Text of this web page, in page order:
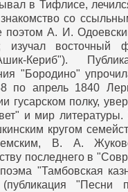
в Тифлисе,
со
поэтом А. И.
изучал восточный
Кериб").
"Бородино"
по апрель 1840
гусарском полку,
и мир литературы.
кругом
В. А.
последнего в
поэма "Тамбовская
(публикация